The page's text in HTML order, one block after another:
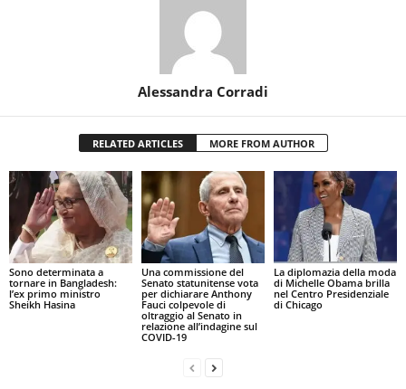
Alessandra Corradi
RELATED ARTICLES MORE FROM AUTHOR
Sono determinata a
tornare in Bangladesh:
l’ex primo ministro
Sheikh Hasina
Una commissione del
Senato statunitense vota
per dichiarare Anthony
Fauci colpevole di
oltraggio al Senato in
relazione all’indagine sul
COVID-19
La diplomazia della moda
di Michelle Obama brilla
nel Centro Presidenziale
di Chicago